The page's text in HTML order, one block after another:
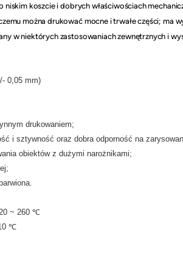
niskim koszcie i dobrych właściwościach
można drukować mocne i trwałe części; ma
w niektórych zastosowaniach zewnętrznych i
0,05 mm)
drukowaniem;
i sztywność oraz dobra odporność na
obiektów z dużymi narożnikami;
~ 260 ℃
℃